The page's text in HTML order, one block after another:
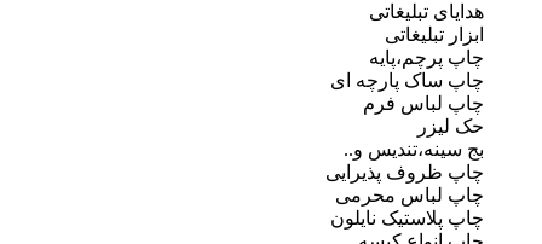
پارچه ای
فرم
و..
پذیرایی
محرمی
نایلون